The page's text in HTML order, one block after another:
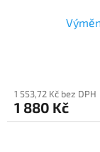
1 553,72 Kč bez DPH
1 880 Kč